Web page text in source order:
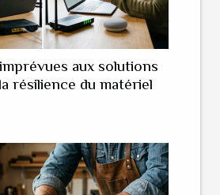
aux solutions
résilience du matériel